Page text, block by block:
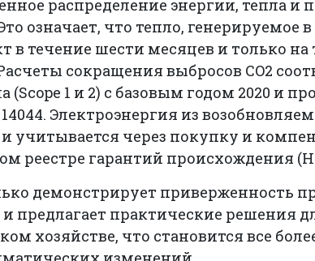
распределение энергии, тепла и
означает, что тепло, генерируемое
в течение шести месяцев и только на
сокращения выбросов CO2
(Scope 1 и 2) с базовым годом 2020 и
14044. Электроэнергия из
учитывается через покупку и
реестре гарантий происхождения
демонстрирует приверженность
предлагает практические решения
хозяйстве, что становится все